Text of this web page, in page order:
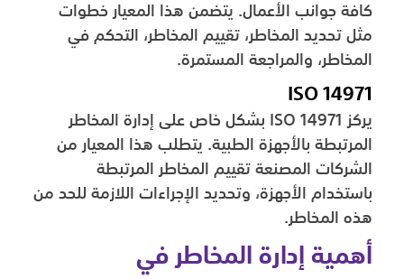
كافة جوانب الأعمال. يتضمن هذا المعيار خطوات
مثل تحديد المخاطر، تقييم المخاطر، التحكم في
المخاطر، والمراجعة المستمرة.
ISO 14971
يركز ISO 14971 بشكل خاص على إدارة المخاطر
المرتبطة بالأجهزة الطبية. يتطلب هذا المعيار من
الشركات المصنعة تقييم المخاطر المرتبطة
باستخدام الأجهزة، وتحديد الإجراءات اللازمة للحد من
هذه المخاطر.
أهمية إدارة المخاطر في